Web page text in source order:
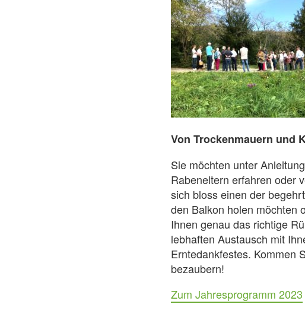
Von Trockenmauern und
Sie möchten unter
Rabeneltern erfahren oder
sich bloss einen der
den Balkon holen möchten
Ihnen genau das richtige
lebhaften Austausch mit
Erntedankfestes. Kommen
bezaubern!
Zum Jahresprogramm 2023